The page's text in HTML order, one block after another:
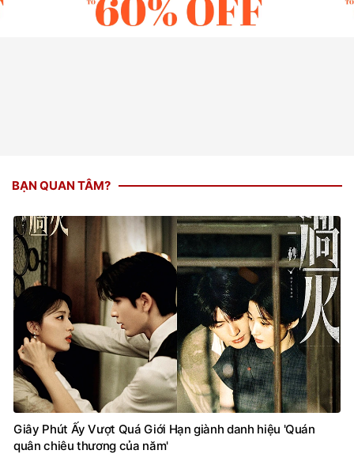
BẠN QUAN TÂM?
Giây Phút Ấy Vượt Quá Giới Hạn giành danh hiệu 'Quán
quân chiêu thương của năm'